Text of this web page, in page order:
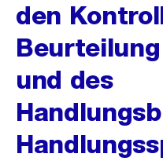
den
und des